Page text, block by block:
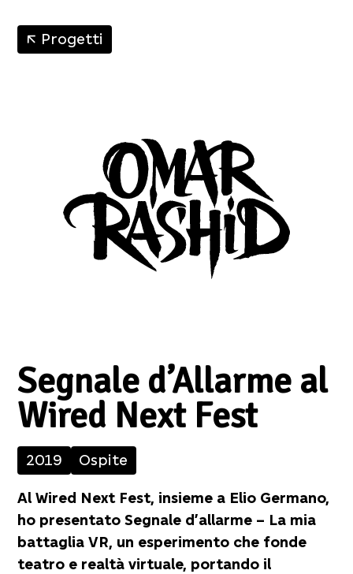
↑ Progetti
Segnale d’Allarme al
Wired Next Fest
2019 Ospite
Al Wired Next Fest, insieme a Elio Germano,
ho presentato Segnale d’allarme – La mia
battaglia VR, un esperimento che fonde
teatro e realtà virtuale, portando il